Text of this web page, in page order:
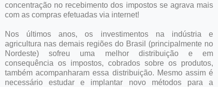
concentração no recebimento dos impostos se agrava mais
com as compras efetuadas via internet!
Nos últimos anos, os investimentos na indústria e
agricultura nas demais regiões do Brasil (principalmente no
Nordeste) sofreu uma melhor distribuição e em
consequência os impostos, cobrados sobre os produtos,
também acompanharam essa distribuição. Mesmo assim é
necessário estudar e implantar novo métodos para a